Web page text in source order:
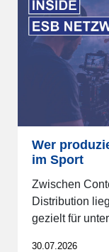
Wer
im Sport
Zwischen
Distribution
gezielt für
30.07.2026